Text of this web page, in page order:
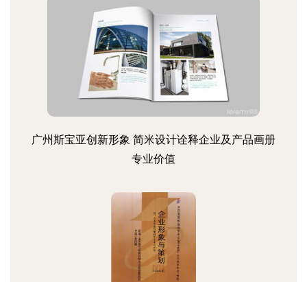
广州斯宝亚创新形象 简米设计诠释企业及产品画册
专业价值